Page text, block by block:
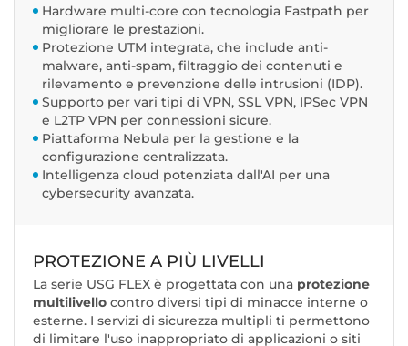
Hardware multi-core con tecnologia Fastpath per
migliorare le prestazioni.
Protezione UTM integrata, che include anti-
malware, anti-spam, filtraggio dei contenuti e
rilevamento e prevenzione delle intrusioni (IDP).
Supporto per vari tipi di VPN, SSL VPN, IPSec VPN
e L2TP VPN per connessioni sicure.
Piattaforma Nebula per la gestione e la
configurazione centralizzata.
Intelligenza cloud potenziata dall'AI per una
cybersecurity avanzata.
PROTEZIONE A PIÙ LIVELLI
La serie USG FLEX è progettata con una protezione
multilivello contro diversi tipi di minacce interne o
esterne. I servizi di sicurezza multipli ti permettono
di limitare l'uso inappropriato di applicazioni o siti